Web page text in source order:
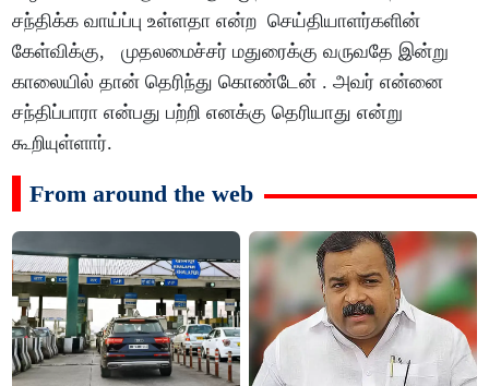
சந்திக்க வாய்ப்பு உள்ளதா என்ற செய்தியாளர்களின்
கேள்விக்கு, முதலமைச்சர் மதுரைக்கு வருவதே இன்று
காலையில் தான் தெரிந்து கொண்டேன் . அவர் என்னை
சந்திப்பாரா என்பது பற்றி எனக்கு தெரியாது என்று
கூறியுள்ளார்.
From around the web